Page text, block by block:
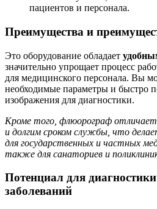
пациентов и персонала.
Преимущества и
Это оборудование обладает
значительно упрощает процесс
для медицинского персонала. Вы
необходимые параметры и быстро
изображения для диагностики.
Кроме того, флюорограф
и долгим сроком службы, что
для государственных и частных
также для санаториев и
Потенциал для
заболеваний